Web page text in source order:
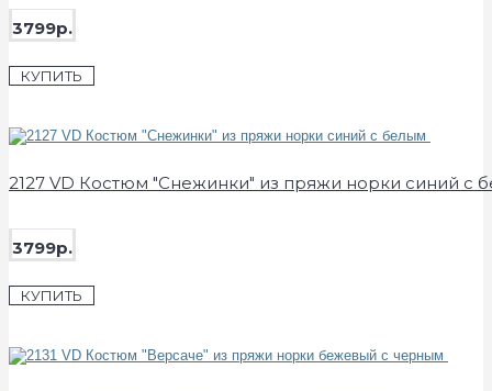
3799р.
КУПИТЬ
2127 VD Костюм "Снежинки" из пряжи норки синий с
3799р.
КУПИТЬ